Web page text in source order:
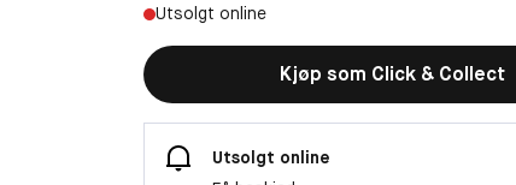
Utsolgt online
Kjøp som Click & Collect
Utsolgt online